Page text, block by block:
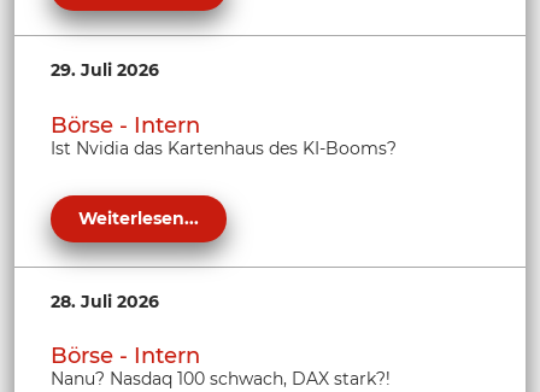
29. Juli 2026
Börse - Intern
Ist Nvidia das Kartenhaus des KI-Booms?
Weiterlesen...
28. Juli 2026
Börse - Intern
Nanu? Nasdaq 100 schwach, DAX stark?!